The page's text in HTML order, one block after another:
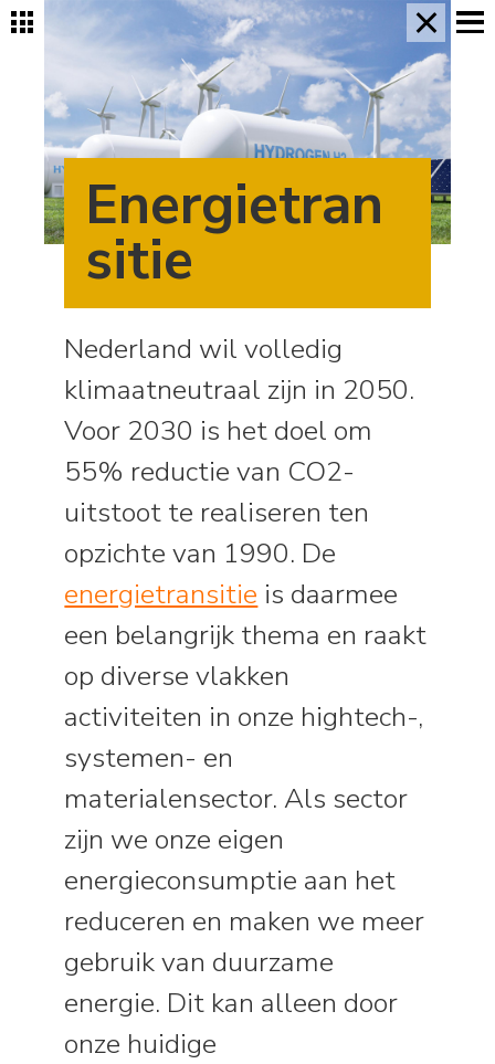
Energietran
sitie
Nederland wil volledig
klimaatneutraal zijn in 2050.
Voor 2030 is het doel om
55% reductie van CO2-
uitstoot te realiseren ten
opzichte van 1990. De
energietransitie is daarmee
een belangrijk thema en raakt
op diverse vlakken
activiteiten in onze hightech-,
systemen- en
materialensector. Als sector
zijn we onze eigen
energieconsumptie aan het
reduceren en maken we meer
gebruik van duurzame
energie. Dit kan alleen door
onze huidige
×